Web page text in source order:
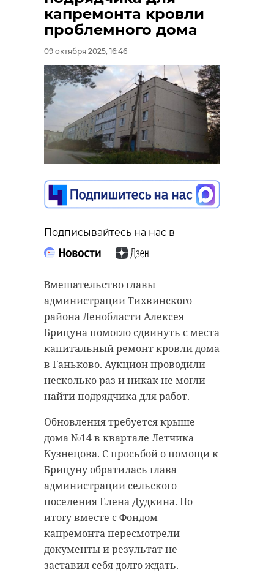
капремонта кровли
проблемного дома
09 октября 2025, 16:46
Подписывайтесь на нас в
Вмешательство главы
администрации Тихвинского
района Ленобласти Алексея
Брицуна помогло сдвинуть с места
капитальный ремонт кровли дома
в Ганьково. Аукцион проводили
несколько раз и никак не могли
найти подрядчика для работ.
Обновления требуется крыше
дома №14 в квартале Летчика
Кузнецова. С просьбой о помощи к
Брицуну обратилась глава
администрации сельского
поселения Елена Дудкина. По
итогу вместе с Фондом
капремонта пересмотрели
документы и результат не
заставил себя долго ждать.